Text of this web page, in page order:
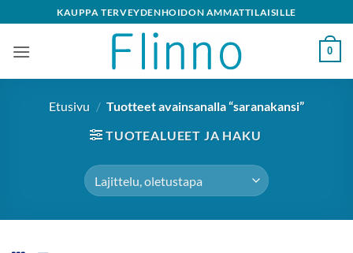
to
content
KAUPPA TERVEYDENHOIDON AMMATTILAISILLE
0
Etusivu / Tuotteet avainsanalla “saranakansi”
TUOTEALUEET JA HAKU